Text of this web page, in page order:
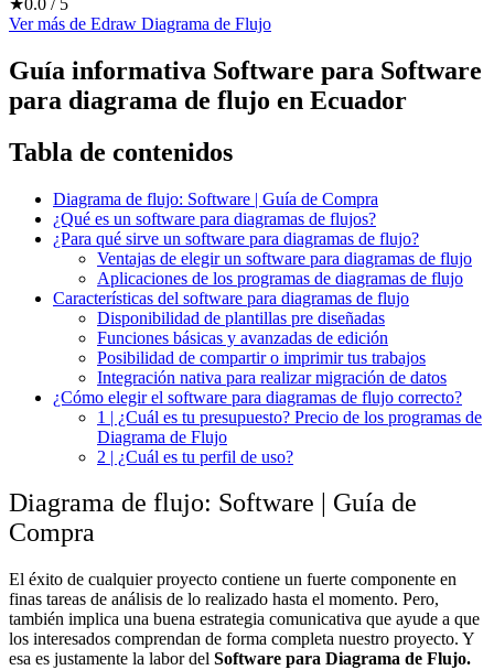
Ver más de Edraw Diagrama de Flujo
Guía informativa Software para Software
para diagrama de flujo en Ecuador
Tabla de contenidos
Diagrama de flujo: Software | Guía de Compra
¿Qué es un software para diagramas de flujos?
¿Para qué sirve un software para diagramas de flujo?
Ventajas de elegir un software para diagramas de flujo
Aplicaciones de los programas de diagramas de flujo
Características del software para diagramas de flujo
Disponibilidad de plantillas pre diseñadas
Funciones básicas y avanzadas de edición
Posibilidad de compartir o imprimir tus trabajos
Integración nativa para realizar migración de datos
¿Cómo elegir el software para diagramas de flujo correcto?
1 | ¿Cuál es tu presupuesto? Precio de los programas de
Diagrama de Flujo
2 | ¿Cuál es tu perfil de uso?
Diagrama de flujo: Software | Guía de
Compra
El éxito de cualquier proyecto contiene un fuerte componente en
finas tareas de análisis de lo realizado hasta el momento. Pero,
también implica una buena estrategia comunicativa que ayude a que
los interesados comprendan de forma completa nuestro proyecto. Y
esa es justamente la labor del Software para Diagrama de Flujo.